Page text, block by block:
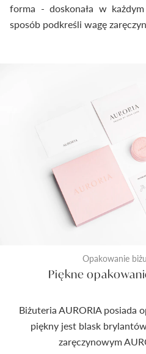
forma - doskonała w
sposób podkreśli wagę
Opakowanie
Piękne
Biżuteria AURORIA posiada
piękny jest blask
zaręczynowym